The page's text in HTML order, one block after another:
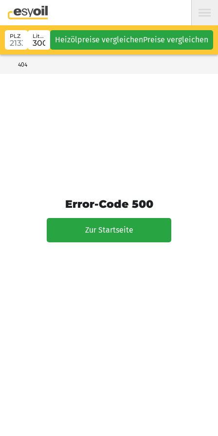
PLZ Liter Heizölpreise vergleichenPreise vergleichen
404
Error-Code 500
Zur Startseite